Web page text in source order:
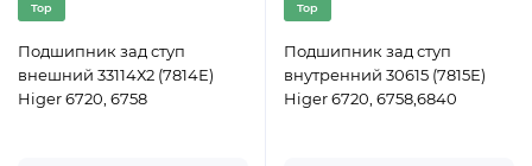
Top
Подшипник зад ступ
внешний 33114Х2 (7814Е)
Higer 6720, 6758
Top
Подшипник зад ступ
внутренний 30615 (7815Е)
Higer 6720, 6758,6840